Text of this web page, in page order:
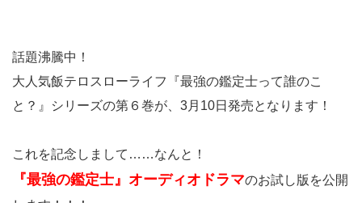
話題沸騰中！
大人気飯テロスローライフ『最強の鑑定士って誰のこ
と？』シリーズの第６巻が、3月10日発売となります！
これを記念しまして……なんと！
『最強の鑑定士』オーディオドラマのお試し版を公開